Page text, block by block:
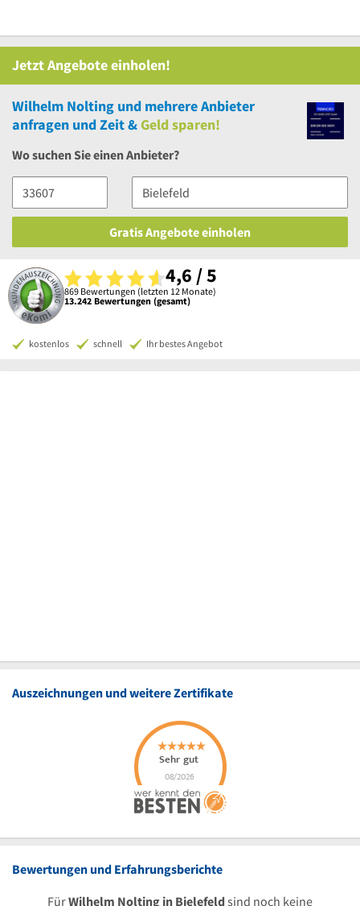
Jetzt Angebote einholen!
Wilhelm Nolting und mehrereAnbieter
anfragen und Zeit &Geld sparen!
Wo suchen Sie einen Anbieter?
Gratis Angebote einholen
4,6 / 5
869 Bewertungen (letzten 12 Monate)
13.242 Bewertungen (gesamt)
kostenlos schnell Ihr bestes Angebot
Auszeichnungen und weitere Zertifikate
Bewertungen und Erfahrungsberichte
FürWilhelm Nolting in Bielefeld sind noch keine